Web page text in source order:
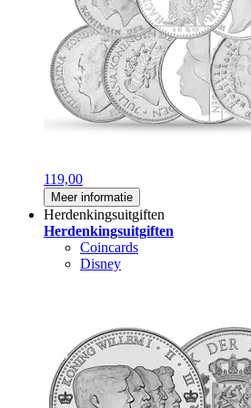
119,00
Meer informatie
Herdenkingsuitgiften
Herdenkingsuitgiften
Coincards
Disney